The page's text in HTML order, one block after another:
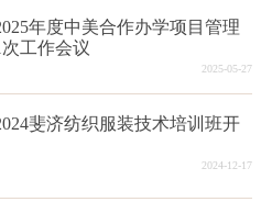
年度中美合作办学项目管理
工作会议
2025-05-27
斐济纺织服装技术培训班开
2024-12-17